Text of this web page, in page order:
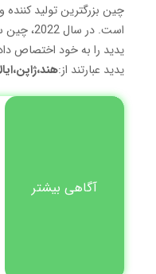
چین بزرگترین تولید
یدید را به خود اختصاص
یدید عبارتند از:هند،ژاپن،
آگاهی بیشتر